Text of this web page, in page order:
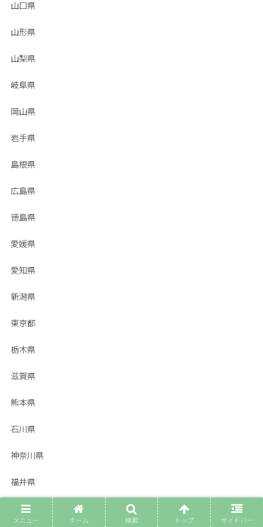
山口県
山形県
山梨県
岐阜県
岡山県
岩手県
島根県
広島県
徳島県
愛媛県
愛知県
新潟県
東京都
栃木県
滋賀県
熊本県
石川県
神奈川県
福井県
福岡県
メニュー ホーム 検索 トップ サイドバー